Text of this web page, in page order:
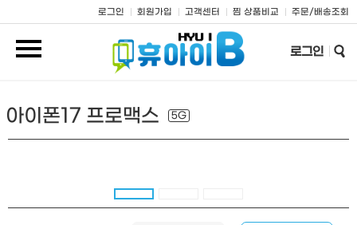
로그인 회원가입 고객센터 찜 상품비교 주문/배송조회
로그인
아이폰17 프로맥스 5G